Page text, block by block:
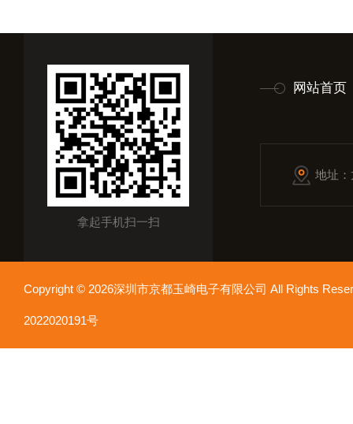
拿起手机扫一扫
网站首页
地址
Copyright © 2026深圳市京都玉崎电子有限公司 All Rights
2022020191号